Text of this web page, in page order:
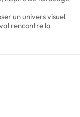
un univers visuel
rencontre la